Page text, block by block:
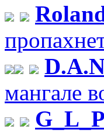
мангале
G_L_P